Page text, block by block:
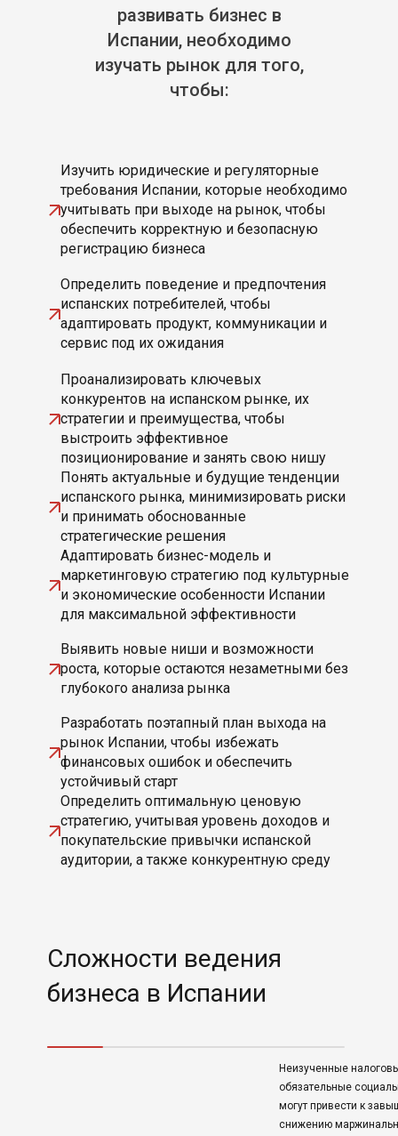
формируют доверие и увеличивают продажи
• Проверяете идеи на практике и находите новые
возможности для продвижения бренда
Изучить юридические и регуляторные
требования Испании, которые необходимо
учитывать при выходе на рынок, чтобы
обеспечить корректную и безопасную
регистрацию бизнеса
Определить поведение и предпочтения
испанских потребителей, чтобы
адаптировать продукт, коммуникации и
сервис под их ожидания
Проанализировать ключевых
конкурентов на испанском рынке, их
стратегии и преимущества, чтобы
выстроить эффективное
позиционирование и занять свою нишу
Понять актуальные и будущие тенденции
испанского рынка, минимизировать риски
и принимать обоснованные
стратегические решения
развивать бизнес в
Испании, необходимо
изучать рынок для того,
чтобы:
Адаптировать бизнес-модель и
маркетинговую стратегию под культурные
и экономические особенности Испании
для максимальной эффективности
Выявить новые ниши и возможности
роста, которые остаются незаметными без
глубокого анализа рынка
Разработать поэтапный план выхода на
рынок Испании, чтобы избежать
финансовых ошибок и обеспечить
устойчивый старт
Определить оптимальную ценовую
стратегию, учитывая уровень доходов и
покупательские привычки испанской
аудитории, а также конкурентную среду
Сложности ведения
бизнеса в Испании
Неизученные
обязательные
могут привести к
снижению